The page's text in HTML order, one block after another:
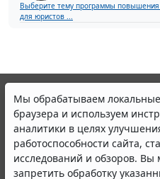
Выберите тему программы
для юристов ...
Мы обрабатываем
браузера и используем
аналитики в целях
работоспособности сайта,
исследований и обзоров. Вы
запретить обработку
© ООО "НПП "ГАРАНТ-СЕРВИС",
участниками Российской
Все права на материалы
Полное или частичное
Правила использования